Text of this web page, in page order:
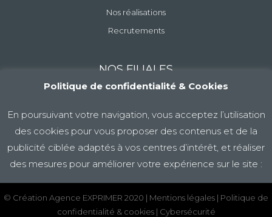
Nos réalisations
Recrutements
NOS FILIALES
© Création Agence EXPRIMER 2020 | Mentions légales | Politique de
confidentialité & cookies | Cybersécurité
Politique de confidentialité & Cookies
En poursuivant votre navigation, vous acceptez l’utilisation
des cookies pour vous proposer des contenus et de la
publicité ciblée adaptés à vos centres d’intérêt, et réaliser
des mesures pour améliorer votre expérience sur le site :
J'accepte En savoir +